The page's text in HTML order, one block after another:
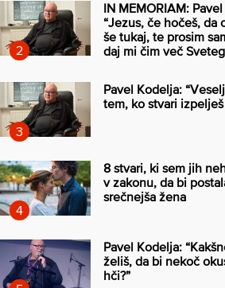
IN MEMORIAM:
“Jezus, če hočeš, da
še tukaj, te prosim
daj mi čim več
Pavel Kodelja:
tem, ko stvari
8 stvari, ki sem jih
v zakonu, da bi
srečnejša žena
Pavel Kodelja:
želiš, da bi nekoč
hči?”